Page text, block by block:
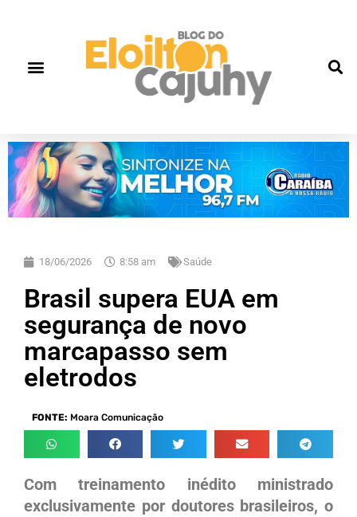
18/06/2026 8:58 am Saúde
Brasil supera EUA em
segurança de novo
marcapasso sem
eletrodos
FONTE: Moara Comunicação
Com treinamento inédito ministrado
exclusivamente por doutores brasileiros, o